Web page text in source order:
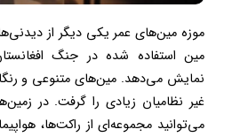
مین استفاده شده در جنگ
نمایش می‌دهد. مین‌های متنوعی و
غیر نظامیان زیادی را گرفت. در
می‌توانید مجموعه‌ای از راکت‌ها،